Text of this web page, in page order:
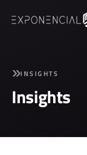
INSIGHTS
Insights